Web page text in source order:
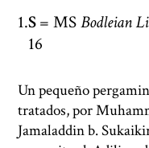
S= MSBodleian
16
Un pequeño
tratados, por
Jamaladdin b.